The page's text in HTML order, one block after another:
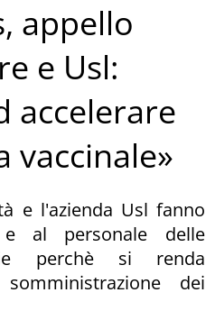
appello
e Usl:
accelerare
vaccinale»
e l'azienda Usl fanno
al personale delle
perchè si renda
dei